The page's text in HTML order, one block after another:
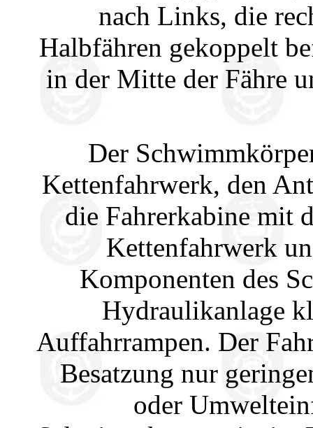
nach Links, die
Halbfähren gekoppelt
in der Mitte der Fähre
Der
Kettenfahrwerk, den
die Fahrerkabine mit
Kettenfahrwerk
Komponenten des
Hydraulikanlage
Auffahrrampen. Der
Besatzung nur
oder